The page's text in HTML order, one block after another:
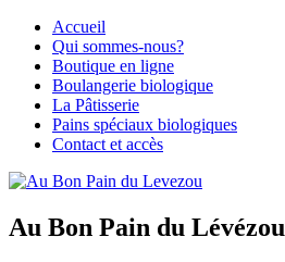
Accueil
Qui sommes-nous?
Boutique en ligne
Boulangerie biologique
La Pâtisserie
Pains spéciaux biologiques
Contact et accès
Au Bon Pain du Lévézou